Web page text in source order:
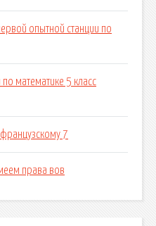
опытной станции по
математике 5 класс
7
права вов